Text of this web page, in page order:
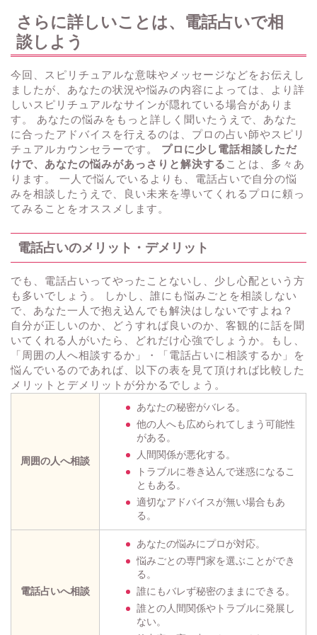
さらに詳しいことは、電話占いで相
談しよう
今回、スピリチュアルな意味やメッセージなどをお伝えし
ましたが、あなたの状況や悩みの内容によっては、より詳
しいスピリチュアルなサインが隠れている場合がありま
す。 あなたの悩みをもっと詳しく聞いたうえで、あなた
に合ったアドバイスを行えるのは、プロの占い師やスピリ
チュアルカウンセラーです。 プロに少し電話相談しただ
けで、あなたの悩みがあっさりと解決する ことは、多々あ
ります。 一人で悩んでいるよりも、電話占いで自分の悩
みを相談したうえで、良い未来を導いてくれるプロに頼っ
てみることをオススメします。
電話占いのメリット・デメリット
でも、電話占いってやったことないし、少し心配という方
も多いでしょう。 しかし、誰にも悩みごとを相談しない
で、あなた一人で抱え込んでも解決はしないですよね？
自分が正しいのか、どうすれば良いのか、客観的に話を聞
いてくれる人がいたら、どれだけ心強でしょうか。もし、
「周囲の人へ相談するか」・「電話占いに相談するか」を
悩んでいるのであれば、以下の表を見て頂ければ比較した
メリットとデメリットが分かるでしょう。
周囲の人へ相談
あなたの秘密がバレる。
他の人へも広められてしまう可能性
がある。
人間関係が悪化する。
トラブルに巻き込んで迷惑になるこ
ともある。
適切なアドバイスが無い場合もあ
る。
電話占いへ相談
あなたの悩みにプロが対応。
悩みごとの専門家を選ぶことができ
る。
誰にもバレず秘密のままにできる。
誰との人間関係やトラブルに発展し
ない。